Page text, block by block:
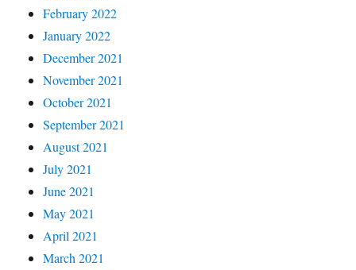
February 2022
January 2022
December 2021
November 2021
October 2021
September 2021
August 2021
July 2021
June 2021
May 2021
April 2021
March 2021